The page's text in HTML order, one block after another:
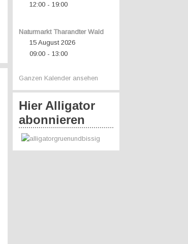
12:00 -19:00
Naturmarkt Tharandter Wald
15 August 2026
09:00 -13:00
Ganzen Kalender ansehen
Hier Alligator
abonnieren